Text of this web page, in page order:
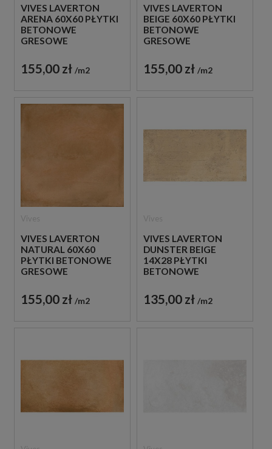
VIVES LAVERTON
ARENA 60X60 PŁYTKI
BETONOWE
GRESOWE
155,00 zł m2
VIVES LAVERTON
BEIGE 60X60 PŁYTKI
BETONOWE
GRESOWE
155,00 zł m2
VIVES LAVERTON
NATURAL 60X60
PŁYTKI BETONOWE
GRESOWE
155,00 zł m2
VIVES LAVERTON
DUNSTER BEIGE
14X28 PŁYTKI
BETONOWE
135,00 zł m2